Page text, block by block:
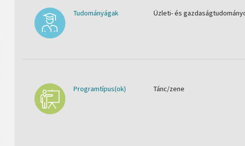
Tudományágak Üzleti- és
Programtípus(ok) Tánc/zene